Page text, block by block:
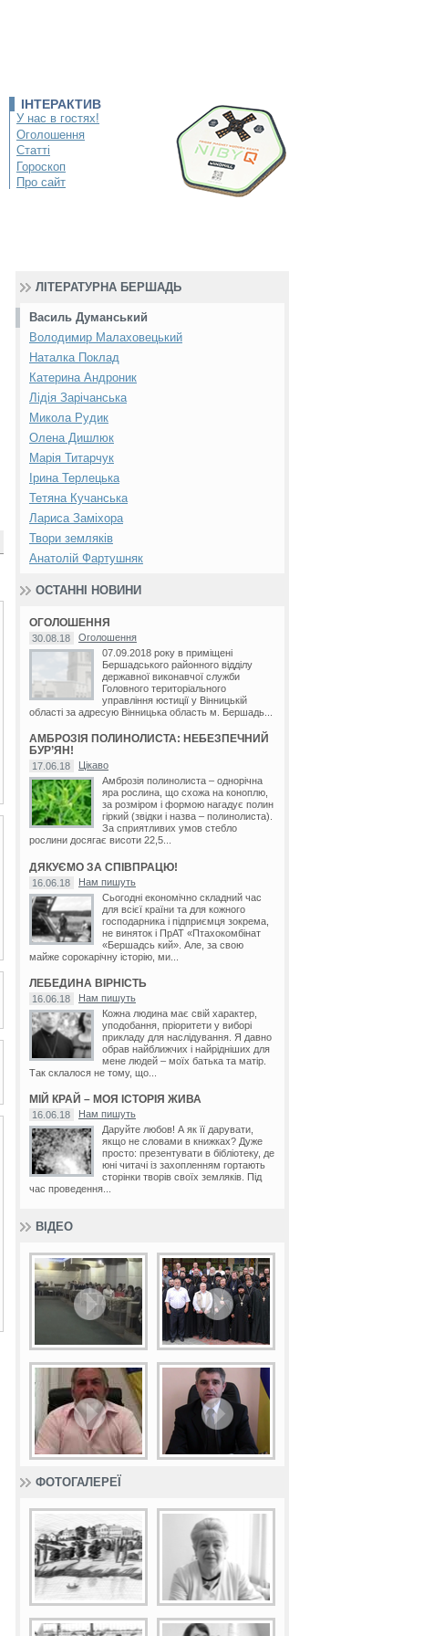
ІНТЕРАКТИВ
У нас в гостях!
Оголошення
Статті
Гороскоп
Про сайт
ЛІТЕРАТУРНА БЕРШАДЬ
Василь Думанський
Володимир Малаховецький
Наталка Поклад
Катерина Андроник
Лідія Зарічанська
Микола Рудик
Олена Дишлюк
Марія Титарчук
Ірина Терлецька
Тетяна Кучанська
Лариса Заміхора
Твори земляків
Анатолій Фартушняк
ОСТАННІ НОВИНИ
ОГОЛОШЕННЯ
30.08.18
Оголошення
07.09.2018 року в приміщені
Бершадського районного відділу
державної виконавчої служби
Головного територіального
управління юстиції у Вінницькій
області за адресую Вінницька область м. Бершадь...
АМБРОЗІЯ ПОЛИНОЛИСТА: НЕБЕЗПЕЧНИЙ
БУР’ЯН!
17.06.18
Цікаво
Амброзія полинолиста – однорічна
яра рослина, що схожа на коноплю,
за розміром і формою нагадує полин
гіркий (звідки і назва – полинолиста).
За сприятливих умов стебло
рослини досягає висоти 22,5...
ДЯКУЄМО ЗА СПІВПРАЦЮ!
16.06.18
Нам пишуть
Сьогодні економічно складний час
для всієї країни та для кожного
господарника і підприємця зокрема,
не виняток і ПрАТ «Птахокомбінат
«Бершадсь кий». Але, за свою
майже сорокарічну історію, ми...
ЛЕБЕДИНА ВІРНІСТЬ
16.06.18
Нам пишуть
Кожна людина має свій характер,
уподобання, пріоритети у виборі
прикладу для наслідування. Я давно
обрав найближчих і найрідніших для
мене людей – моїх батька та матір.
Так склалося не тому, що...
МІЙ КРАЙ – МОЯ ІСТОРІЯ ЖИВА
16.06.18
Нам пишуть
Даруйте любов! А як її дарувати,
якщо не словами в книжках? Дуже
просто: презентувати в бібліотеку, де
юні читачі із захопленням гортають
сторінки творів своїх земляків. Під
час проведення...
ВІДЕО
ФОТОГАЛЕРЕЇ